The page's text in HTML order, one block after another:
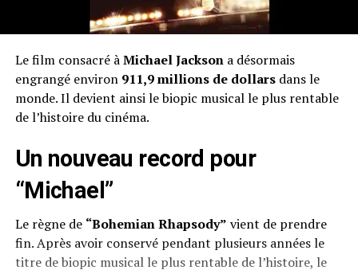
Le film consacré àMichael Jacksona désormais
engrangé environ 911,9 millions de dollarsdans le
monde. Il devient ainsi le biopic musical le plus rentable
de l’histoire du cinéma.
Un nouveau record pour
“Michael”
Le règne de “Bohemian Rhapsody” vient de prendre
fin. Après avoir conservé pendant plusieurs années le
titre de biopic musical le plus rentable de l’histoire, le